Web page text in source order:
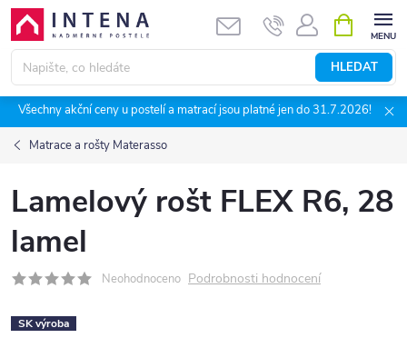
Přejít
obsah
HLEDAT
NÁKUPNÍ
KOŠÍK
Všechny akční ceny u postelí a matrací jsou platné jen do 31.7.2026!
Matrace a rošty Materasso
Lamelový rošt FLEX R6, 28
lamel
Neohodnoceno Podrobnosti hodnocení
SK výroba